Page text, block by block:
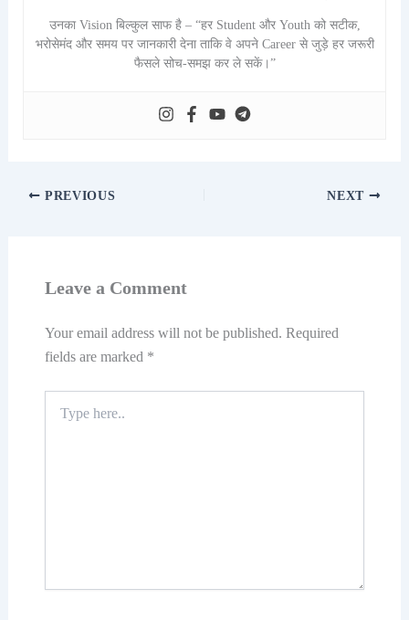
उनका Vision बिल्कुल साफ है – “हर Student और Youth को सटीक,
भरोसेमंद और समय पर जानकारी देना ताकि वे अपने Career से जुड़े हर जरूरी
फैसले सोच-समझ कर ले सकें।”
PREVIOUS NEXT
Leave a Comment
Your email address will not be published. Required
fields are marked *
here..